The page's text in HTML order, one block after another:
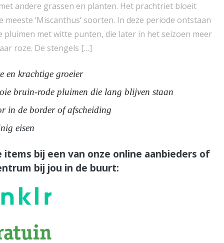
andere grassen en planten. Het prachtriet bloeit
meeste ‘Miscanthus’ soorten. In deze periode ontstaan
pluimen met witte punten, die later in het seizoen meer
roze. De stengels […]
en krachtige groeier
bruin-rode pluimen die lang blijven staan
in de border of afscheiding
eisen
items bij een van onze online aanbieders of
bij jou in de buurt: